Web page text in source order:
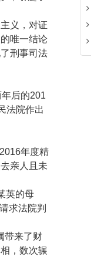
义，对证
唯一结论
刑事司法
后的201
法院作出
2016年度精
亲人且未
英的母
求法院判
带来了财
，数次辗